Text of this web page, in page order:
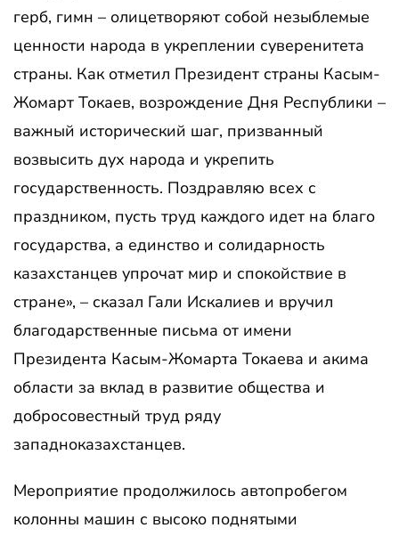
герб, гимн – олицетворяют собой незыблемые
ценности народа в укреплении суверенитета
страны. Как отметил Президент страны Касым-
Жомарт Токаев, возрождение Дня Республики –
важный исторический шаг, призванный
возвысить дух народа и укрепить
государственность. Поздравляю всех с
праздником, пусть труд каждого идет на благо
государства, а единство и солидарность
казахстанцев упрочат мир и спокойствие в
стране», – сказал Гали Искалиев и вручил
благодарственные письма от имени
Президента Касым-Жомарта Токаева и акима
области за вклад в развитие общества и
добросовестный труд ряду
западноказахстанцев.
Мероприятие продолжилось автопробегом
колонны машин с высоко поднятыми